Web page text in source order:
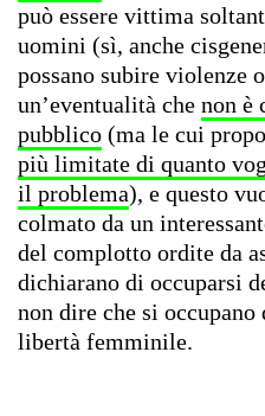
può essere vittima
uomini (sì, anche
possano subire violenze
un’eventualità che non è
pubblico (ma le cui
più limitate di quanto
il problema), e questo
colmato da un
del complotto ordite da
dichiarano di occuparsi
non dire che si
libertà femminile.